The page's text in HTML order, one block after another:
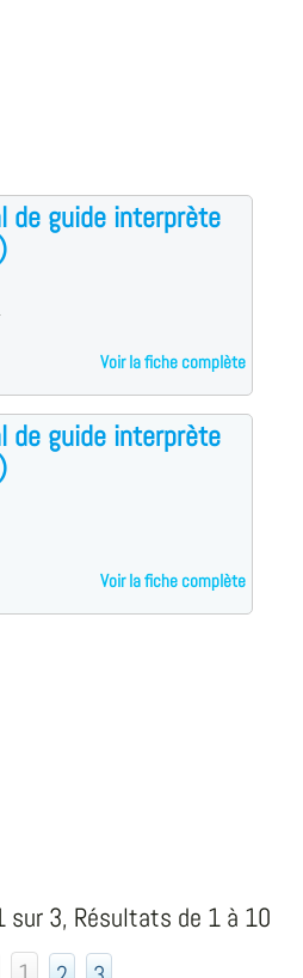
de guide interprète
Voir la fiche complète
de guide interprète
Voir la fiche complète
sur 3, Résultats de 1 à 10